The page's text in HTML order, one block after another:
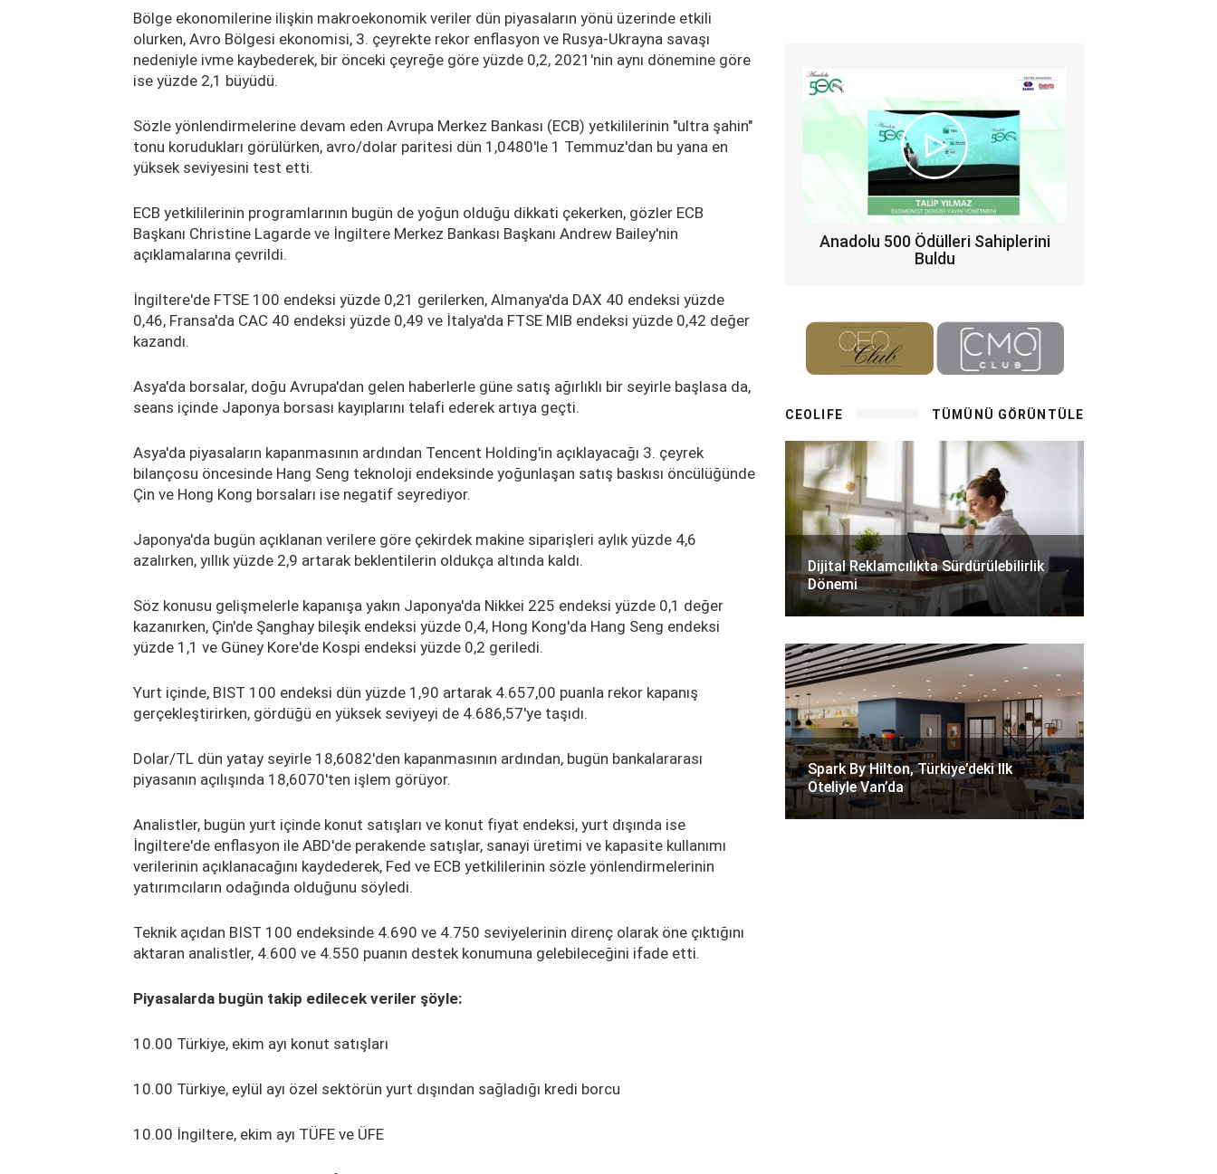
Bölge ekonomilerine ilişkin makroekonomik veriler dün piyasaların yönü üzerinde etkili
olurken, Avro Bölgesi ekonomisi, 3. çeyrekte rekor enflasyon ve Rusya-Ukrayna savaşı
nedeniyle ivme kaybederek, bir önceki çeyreğe göre yüzde 0,2, 2021'nin aynı dönemine göre
ise yüzde 2,1 büyüdü.
Sözle yönlendirmelerine devam eden Avrupa Merkez Bankası (ECB) yetkililerinin "ultra şahin"
tonu korudukları görülürken, avro/dolar paritesi dün 1,0480'le 1 Temmuz'dan bu yana en
yüksek seviyesini test etti.
ECB yetkililerinin programlarının bugün de yoğun olduğu dikkati çekerken, gözler ECB
Başkanı Christine Lagarde ve İngiltere Merkez Bankası Başkanı Andrew Bailey'nin
açıklamalarına çevrildi.
İngiltere'de FTSE 100 endeksi yüzde 0,21 gerilerken, Almanya'da DAX 40 endeksi yüzde
0,46, Fransa'da CAC 40 endeksi yüzde 0,49 ve İtalya'da FTSE MIB endeksi yüzde 0,42 değer
kazandı.
Asya'da borsalar, doğu Avrupa'dan gelen haberlerle güne satış ağırlıklı bir seyirle başlasa da,
seans içinde Japonya borsası kayıplarını telafi ederek artıya geçti.
Asya'da piyasaların kapanmasının ardından Tencent Holding'in açıklayacağı 3. çeyrek
bilançosu öncesinde Hang Seng teknoloji endeksinde yoğunlaşan satış baskısı öncülüğünde
Çin ve Hong Kong borsaları ise negatif seyrediyor.
Japonya'da bugün açıklanan verilere göre çekirdek makine siparişleri aylık yüzde 4,6
azalırken, yıllık yüzde 2,9 artarak beklentilerin oldukça altında kaldı.
Söz konusu gelişmelerle kapanışa yakın Japonya'da Nikkei 225 endeksi yüzde 0,1 değer
kazanırken, Çin'de Şanghay bileşik endeksi yüzde 0,4, Hong Kong'da Hang Seng endeksi
yüzde 1,1 ve Güney Kore'de Kospi endeksi yüzde 0,2 geriledi.
Yurt içinde, BIST 100 endeksi dün yüzde 1,90 artarak 4.657,00 puanla rekor kapanış
gerçekleştirirken, gördüğü en yüksek seviyeyi de 4.686,57'ye taşıdı.
Dolar/TL dün yatay seyirle 18,6082'den kapanmasının ardından, bugün bankalararası
piyasanın açılışında 18,6070'ten işlem görüyor.
Analistler, bugün yurt içinde konut satışları ve konut fiyat endeksi, yurt dışında ise
İngiltere'de enflasyon ile ABD'de perakende satışlar, sanayi üretimi ve kapasite kullanımı
verilerinin açıklanacağını kaydederek, Fed ve ECB yetkililerinin sözle yönlendirmelerinin
yatırımcıların odağında olduğunu söyledi.
Teknik açıdan BIST 100 endeksinde 4.690 ve 4.750 seviyelerinin direnç olarak öne çıktığını
aktaran analistler, 4.600 ve 4.550 puanın destek konumuna gelebileceğini ifade etti.
Piyasalarda bugün takip edilecek veriler şöyle:
10.00 Türkiye, ekim ayı konut satışları
10.00 Türkiye, eylül ayı özel sektörün yurt dışından sağladığı kredi borcu
10.00 İngiltere, ekim ayı TÜFE ve ÜFE
Anadolu 500 Ödülleri Sahiplerini
Buldu
CEOLIFE TÜMÜNÜ GÖRÜNTÜLE
Dijital Reklamcılıkta Sürdürülebilirlik
Dönemi
Spark By Hilton, Türkiye’deki Ilk
Oteliyle Van’da